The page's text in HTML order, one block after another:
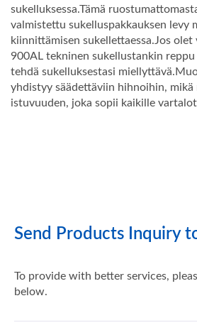
sukelluksessa.Tämä
valmistettu sukelluspakkauksen levy
kiinnittämisen sukellettaessa.Jos olet
900AL tekninen sukellustankin
tehdä sukelluksestasi
yhdistyy säädettäviin hihnoihin, mikä
istuvuuden, joka sopii kaikille